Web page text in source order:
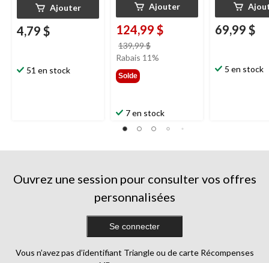
Ajouter
4,79 $
51 en stock
Ajouter
124,99 $
139,99 $
était
Rabais 11%
Solde
7 en stock
69,99 $
5 en stock
Ouvrez une session pour consulter vos offres
personnalisées
Se connecter
Vous n’avez pas d’identifiant Triangle ou de carte Récompenses